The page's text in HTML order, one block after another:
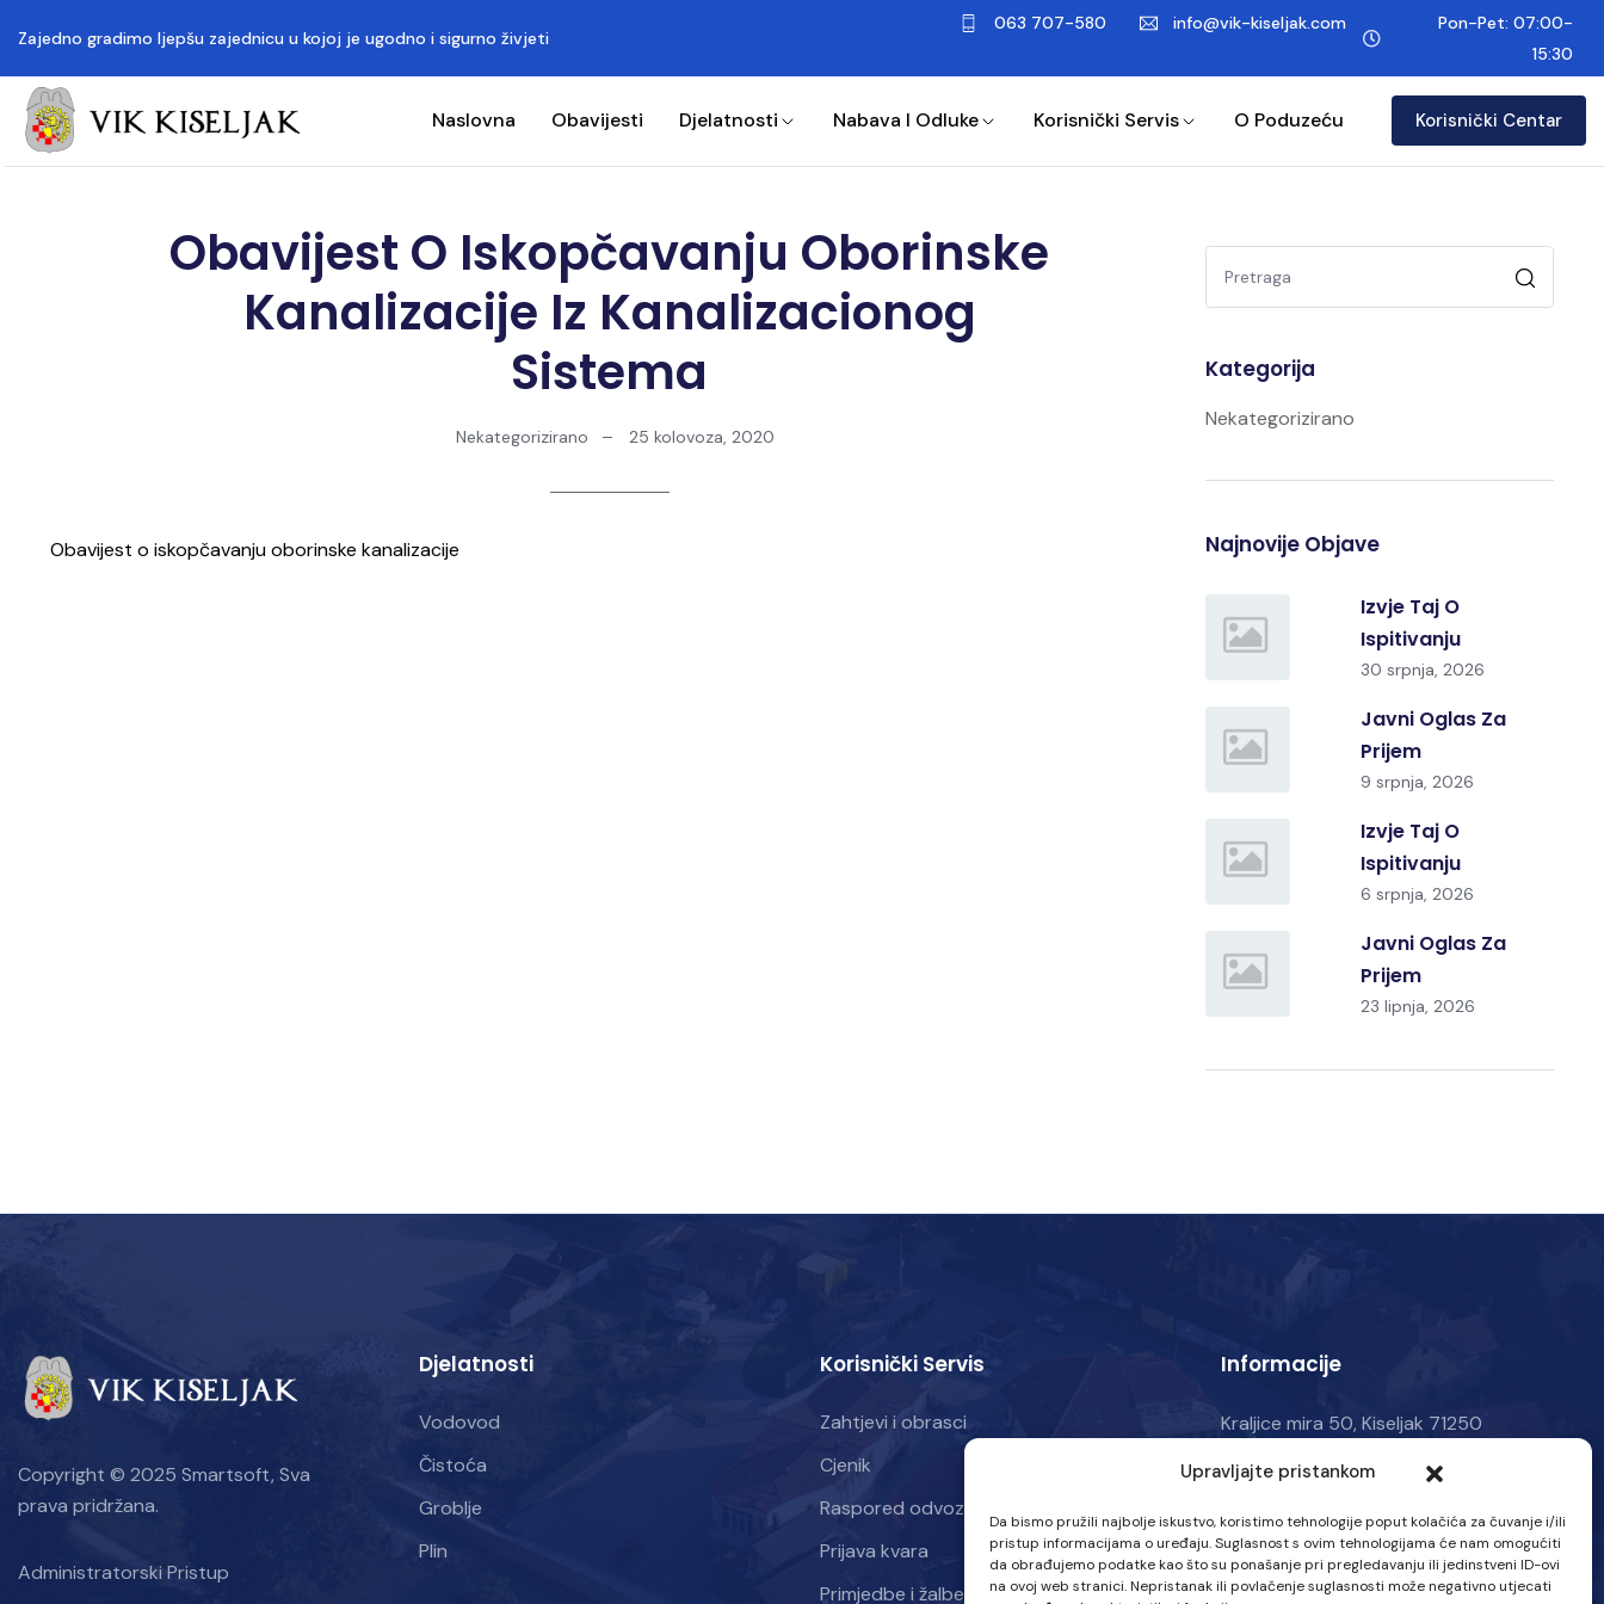
Upravljajte pristankom
Da bismo pružili najbolje iskustvo, koristimo tehnologije poput kolačića za čuvanje i/ili
pristup informacijama o uređaju. Suglasnost s ovim tehnologijama će nam omogućiti
da obrađujemo podatke kao što su ponašanje pri pregledavanju ili jedinstveni ID-ovi
na ovoj web stranici. Nepristanak ili povlačenje suglasnosti može negativno utjecati
Zajedno gradimo ljepšu zajednicu u kojoj je ugodno i sigurno živjeti
063 707-580 info@vik-kiseljak.com
Pon-Pet: 07:00-
15:30
Naslovna Obavijesti Djelatnosti Nabava I Odluke Korisnički Servis O Poduzeću Korisnički Centar
Obavijest O Iskopčavanju Oborinske
Kanalizacije Iz Kanalizacionog
Sistema
Nekategorizirano 25 kolovoza, 2020
Obavijest o iskopčavanju oborinske kanalizacije
Kategorija
Nekategorizirano
Najnovije Objave
Izvje Taj O
Ispitivanju
30 srpnja, 2026
Javni Oglas Za
Prijem
9 srpnja, 2026
Izvje Taj O
Ispitivanju
6 srpnja, 2026
Javni Oglas Za
Prijem
23 lipnja, 2026
Copyright © 2025 Smartsoft, Sva
prava pridržana.
Administratorski Pristup
Djelatnosti
Vodovod
Čistoća
Groblje
Plin
Korisnički Servis
Zahtjevi i obrasci
Cjenik
Raspored odvoza otpada
Prijava kvara
Primjedbe i žalbe
Informacije
Kraljice mira 50, Kiseljak 71250
Ponedjeljak – Petak: 07:00 – 15:30 h
Email :
info@vik-kiseljak.com